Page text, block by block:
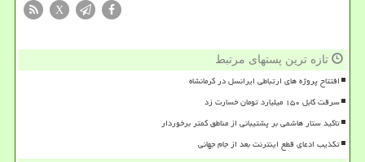
X
تازه ترین پستهای مرتبط
افتتاح پروژه های ارتباطی ایرانسل در کرمانشاه
سرقت کابل ۱۵۰ میلیارد تومان خسارت زد
تاکید ستار هاشمی بر پشتیبانی از مناطق کمتر برخوردار
تکذیب ادعای قطع اینترنت بعد از جام جهانی